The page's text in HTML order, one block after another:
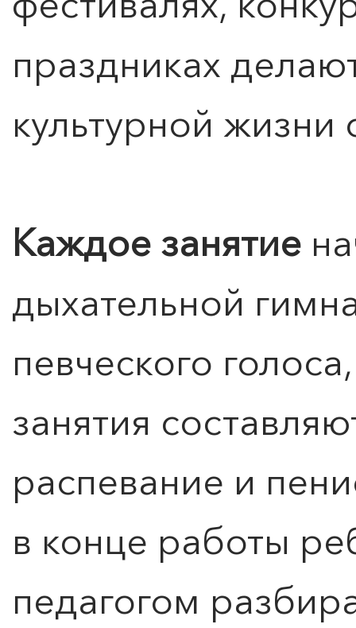
праздниках
культурной жизни
Каждое занятие
дыхательной
певческого
занятия
распевание и
в конце работы
педагогом